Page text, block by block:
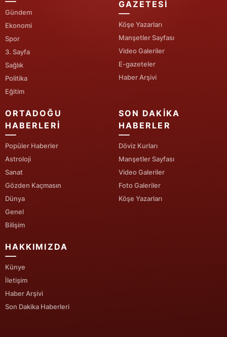
Tokat
Trabzon
Şanlıurfa
Yozgat
Zonguldak
Aksaray
Bayburt
Gündem
Ekonomi
Spor
3. Sayfa
Sağlık
Politika
Eğitim
GAZETESI
Köşe Yazarları
Manşetler Sayfası
Video Galeriler
E-gazeteler
Haber Arşivi
ORTADOĞU
HABERLERI
Popüler Haberler
Astroloji
Sanat
Gözden Kaçmasın
Dünya
Genel
Bilişim
SON DAKIKA
HABERLER
Döviz Kurları
Manşetler Sayfası
Video Galeriler
Foto Galeriler
Köşe Yazarları
HAKKIMIZDA
Künye
İletişim
Haber Arşivi
Son Dakika Haberleri